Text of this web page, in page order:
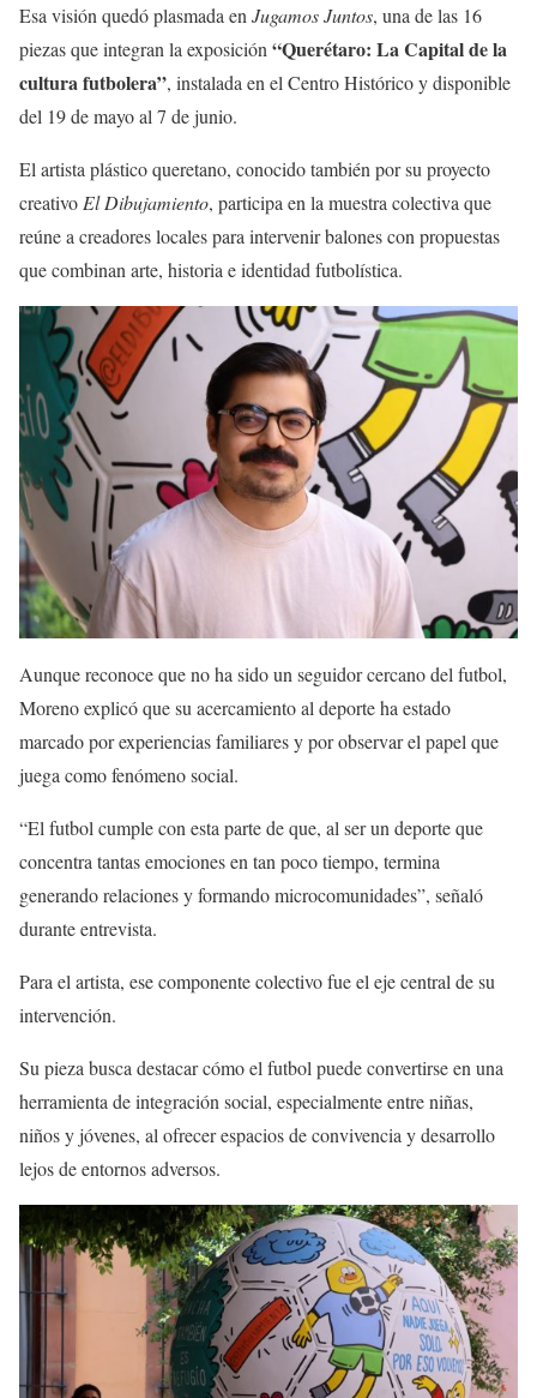
Esa visión quedó plasmada en Jugamos Juntos, una de las 16
piezas que integran la exposición “Querétaro: La Capital de la
cultura futbolera”, instalada en el Centro Histórico y disponible
del 19 de mayo al 7 de junio.
El artista plástico queretano, conocido también por su proyecto
creativo El Dibujamiento, participa en la muestra colectiva que
reúne a creadores locales para intervenir balones con propuestas
que combinan arte, historia e identidad futbolística.
Aunque reconoce que no ha sido un seguidor cercano del futbol,
Moreno explicó que su acercamiento al deporte ha estado
marcado por experiencias familiares y por observar el papel que
juega como fenómeno social.
“El futbol cumple con esta parte de que, al ser un deporte que
concentra tantas emociones en tan poco tiempo, termina
generando relaciones y formando microcomunidades”, señaló
durante entrevista.
Para el artista, ese componente colectivo fue el eje central de su
intervención.
Su pieza busca destacar cómo el futbol puede convertirse en una
herramienta de integración social, especialmente entre niñas,
niños y jóvenes, al ofrecer espacios de convivencia y desarrollo
lejos de entornos adversos.